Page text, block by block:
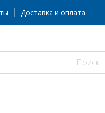
Доставка и оплата